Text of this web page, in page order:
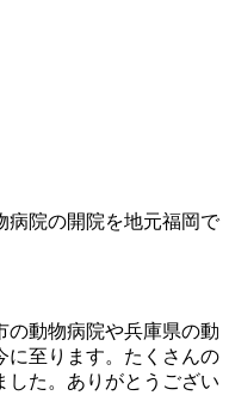
病院の開院を地元福岡で
の動物病院や兵庫県の動
に至ります。たくさんの
した。ありがとうござい